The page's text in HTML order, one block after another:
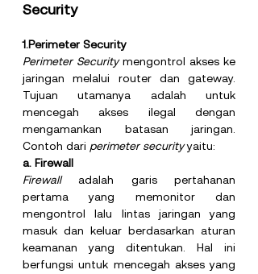
Security
1.Perimeter Security
Perimeter Security mengontrol akses ke
jaringan melalui router dan gateway.
Tujuan utamanya adalah untuk
mencegah akses ilegal dengan
mengamankan batasan jaringan.
Contoh dari perimeter security yaitu:
a. Firewall
Firewall adalah garis pertahanan
pertama yang memonitor dan
mengontrol lalu lintas jaringan yang
masuk dan keluar berdasarkan aturan
keamanan yang ditentukan. Hal ini
berfungsi untuk mencegah akses yang